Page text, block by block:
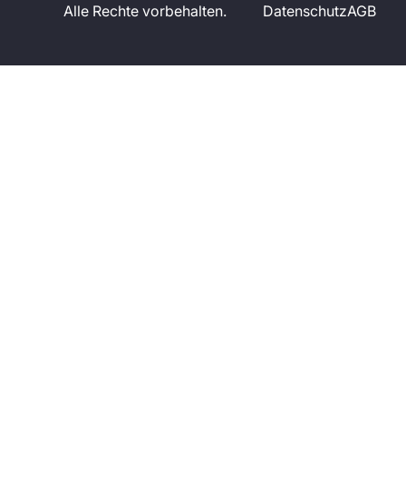
Alle Rechte vorbehalten.
DatenschutzAGB